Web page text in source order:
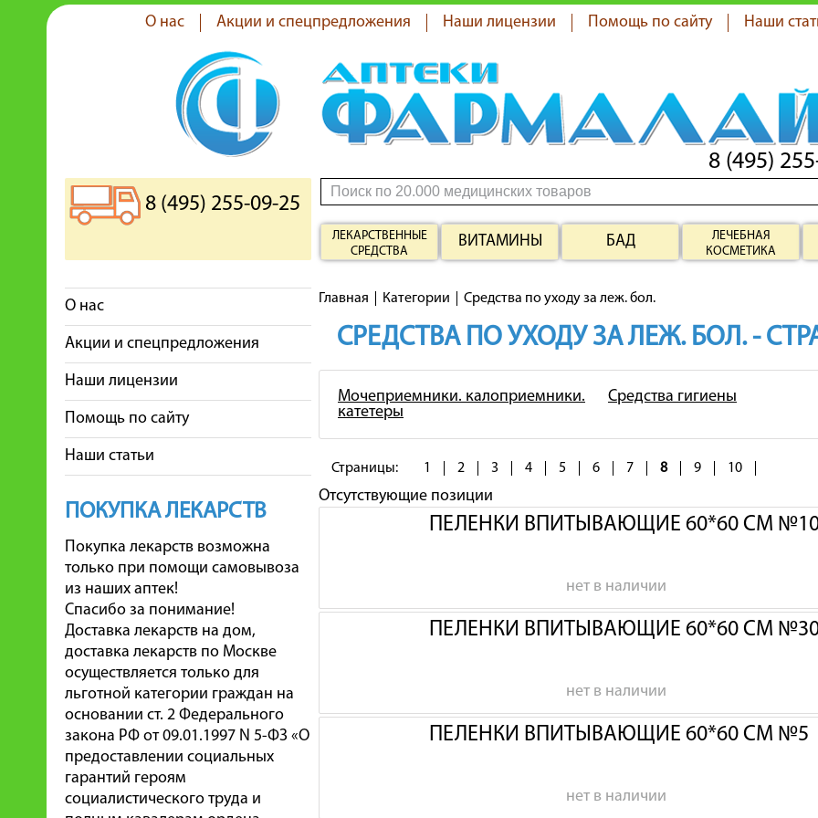
О нас Акции и спецпредложения Наши лицензии Помощь по сайту Наши
8 (495)
8 (495) 255-09-25
ЛЕКАРСТВЕННЫЕ
СРЕДСТВА
ВИТАМИНЫ БАД
ЛЕЧЕБНАЯ
КОСМЕТИКА
О нас
Акции и спецпредложения
Наши лицензии
Помощь по сайту
Наши статьи
ПОКУПКА ЛЕКАРСТВ
Покупка лекарств возможна
только при помощи самовывоза
из наших аптек!
Спасибо за понимание!
Доставка лекарств на дом,
доставка лекарств по Москве
осуществляется только для
льготной категории граждан на
основании ст. 2 Федерального
закона РФ от 09.01.1997 N 5-ФЗ «О
предоставлении социальных
гарантий героям
социалистического труда и
Главная Категории Средства по уходу за леж. бол.
СРЕДСТВА ПО УХОДУ ЗА ЛЕЖ. БОЛ. -
Мочеприемники. калоприемники.
катетеры
Средства гигиены
Страницы: 1 2 3 4 5 6 7 8 9 10
Отсутствующие позиции
ПЕЛЕНКИ ВПИТЫВАЮЩИЕ 60*60 СМ
нет в наличии
ПЕЛЕНКИ ВПИТЫВАЮЩИЕ 60*60 СМ
нет в наличии
ПЕЛЕНКИ ВПИТЫВАЮЩИЕ 60*60 СМ №5
нет в наличии